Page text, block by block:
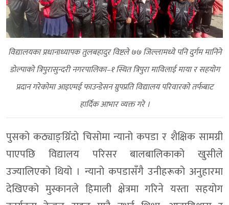
विद्यालयका प्रधानाध्यापक तुलबहादुर विष्टले ७७ जिल्लामध्ये पनि दुर्गम मानिने
डोल्पाको त्रिपुरासुन्दरी नगरपालिका–१ स्थित त्रिपुरा माविलाई माया र सहयोग
प्रदान गरेकोमा आइएमई फाउन्डेसन ग्रुपप्रति विद्यालय परिवारको तर्फबाट
हार्दिक आभार व्यक्त गरे ।
पुसको कठ्याङ्ग्रिँदो चिसोमा न्यानो कपडा र शैक्षिक सामग्री
पाएपछि विद्यालय परिसर बालबालिकाको खुसीले
उज्यालिएको थियो । न्यानो कपडासँगै उनीहरूको अनुहारमा
देखिएको मुस्कानले हिमाली क्षेत्रमा गरिने यस्ता सहयोग